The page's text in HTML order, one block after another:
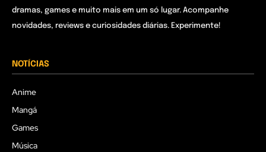
dramas, games e muito mais em um só lugar. Acompanhe
novidades, reviews e curiosidades diárias. Experimente!
NOTÍCIAS
Anime
Mangá
Games
Música